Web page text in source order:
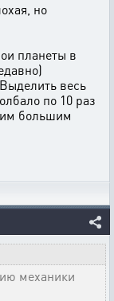
но
планеты в
весь
по 10 раз
большим
механики